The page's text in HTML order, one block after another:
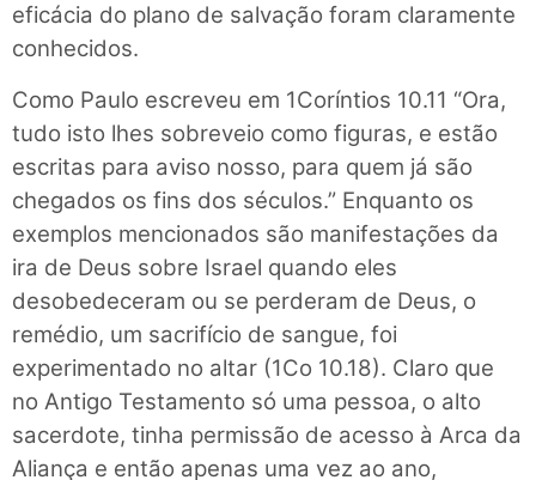
eficácia do plano de salvação foram claramente
conhecidos.
Como Paulo escreveu em 1Coríntios 10.11 “Ora,
tudo isto lhes sobreveio como figuras, e estão
escritas para aviso nosso, para quem já são
chegados os fins dos séculos.” Enquanto os
exemplos mencionados são manifestações da
ira de Deus sobre Israel quando eles
desobedeceram ou se perderam de Deus, o
remédio, um sacrifício de sangue, foi
experimentado no altar (1Co 10.18). Claro que
no Antigo Testamento só uma pessoa, o alto
sacerdote, tinha permissão de acesso à Arca da
Aliança e então apenas uma vez ao ano,